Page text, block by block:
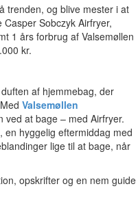
trenden, og blive mester i at
Sobczyk Airfryer,
1 års forbrug af Valsemøllen
kr.
af hjemmebag, der
Valsemøllen
ved at bage – med Airfryer.
en hyggelig eftermiddag med
lige til at bage, når
opskrifter og en nem guide